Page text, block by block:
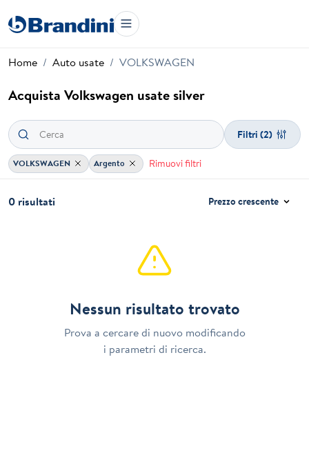
Home Auto usate VOLKSWAGEN
Acquista Volkswagen usate silver
Filtri (2)
VOLKSWAGEN Argento Rimuovi filtri
0 risultati Prezzo crescente
Nessun risultato trovato
Prova a cercare di nuovo modificando
i parametri di ricerca.